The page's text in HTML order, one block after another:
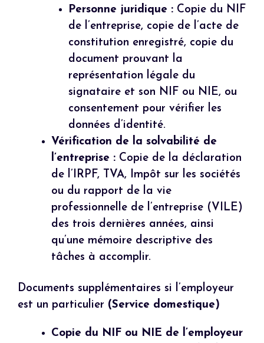
Personne juridique :Copie du NIF
de l’entreprise, copie de l’acte de
constitution enregistré, copie du
document prouvant la
représentation légale du
signataire et son NIF ou NIE, ou
consentement pour vérifier les
données d’identité.
Vérification de la solvabilité de
l’entreprise : Copie de la déclaration
de l’IRPF, TVA, Impôt sur les sociétés
ou du rapport de la vie
professionnelle de l’entreprise (VILE)
des trois dernières années, ainsi
qu’une mémoire descriptive des
tâches à accomplir.
Documents supplémentaires si l’employeur
est un particulier (Service domestique)
Copie du NIF ou NIE de l’employeur